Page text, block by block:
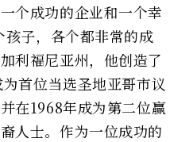
个成功的企业和一个幸
子，各个都非常的成
利福尼亚州，他创造了
首位当选圣地亚哥市议
在1968年成为第二位赢
人士。作为一位成功的